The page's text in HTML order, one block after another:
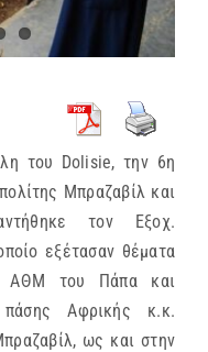
του Dolisie, την 6η
Μπραζαβίλ και
τον Εξοχ.
εξέτασαν θέματα
ΑΘΜ του Πάπα και
πάσης Αφρικής κ.κ.
ως και στην